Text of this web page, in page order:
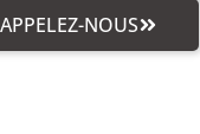
APPELEZ-NOUS